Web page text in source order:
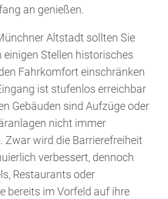
an genießen.
Altstadt sollten Sie
einigen Stellen historisches
Fahrkomfort einschränken
ist stufenlos erreichbar
Gebäuden sind Aufzüge oder
nicht immer
Zwar wird die Barrierefreiheit
verbessert, dennoch
Restaurants oder
bereits im Vorfeld auf ihre